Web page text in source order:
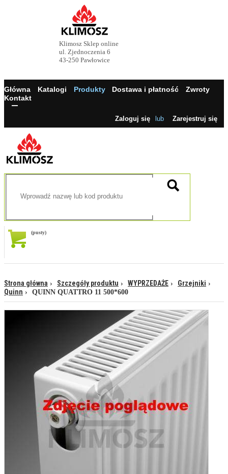
Klimosz Sklep online
ul. Zjednoczenia 6
43-250 Pawłowice
Główna Katalogi Produkty Dostawa i płatność
Zwroty
Kontakt
Zaloguj się lub Zarejestruj się
(pusty)
Strona główna Szczegóły produktu WYPRZEDAŻE
Grzejniki
Quinn
QUINN QUATTRO 11 500*600